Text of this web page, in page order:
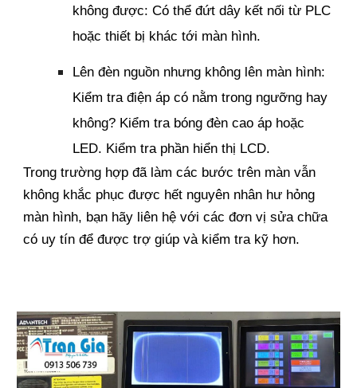
không được: Có thể đứt dây kết nối từ PLC
hoặc thiết bị khác tới màn hình.
Lên đèn nguồn nhưng không lên màn hình:
Kiểm tra điện áp có nằm trong ngưỡng hay
không? Kiểm tra bóng đèn cao áp hoặc
LED. Kiểm tra phần hiển thị LCD.
Trong trường hợp đã làm các bước trên màn vẫn
không khắc phục được hết nguyên nhân hư hỏng
màn hình, bạn hãy liên hệ với các đơn vị sửa chữa
có uy tín để được trợ giúp và kiểm tra kỹ hơn.